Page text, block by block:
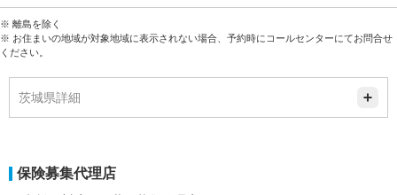
※ 離島を除く
※ お住まいの地域が対象地域に表示されない場合、予約時にコールセンターにてお問合せ
ください。
茨城県詳細
保険募集代理店